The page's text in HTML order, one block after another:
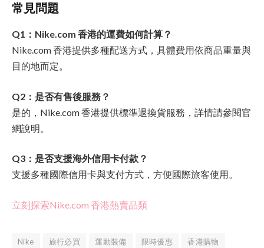
常見問題
Q1：Nike.com 香港的運費如何計算？
Nike.com 香港提供多種配送方式，具體費用依商品重量與
目的地而定。
Q2：是否有售後服務？
是的，Nike.com 香港提供標準退換貨服務，詳情請參閱官
網說明。
Q3：是否支援海外信用卡付款？
支援多種國際信用卡與支付方式，方便國際旅客使用。
立刻探索Nike.com 香港熱賣品類
Nike 旅行必買 運動裝備 限時優惠 香港購物